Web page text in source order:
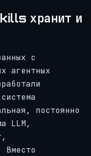
хранит и
с
агентных
постоянно
LLM,
Вместо